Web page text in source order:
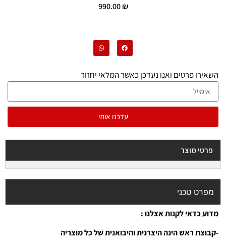
990.00₪
השאירו פרטים ואנו נעדכן כאשר המלאי יחזור
עדכנו אותי
פרטי מוצר
מפרט טכני
מדוע כדאי לקנות אצלנו :
-קבוצת ראש הינה היצרנית והיבואנית של כל מוצריה